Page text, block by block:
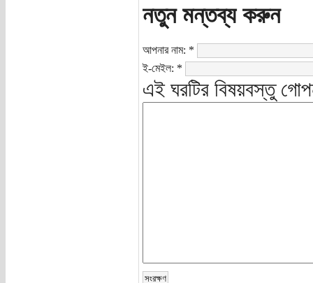
নতুন মন্তব্য করুন
আপনার নাম: *
ই-মেইল: *
এই ঘরটির বিষয়বস্তু